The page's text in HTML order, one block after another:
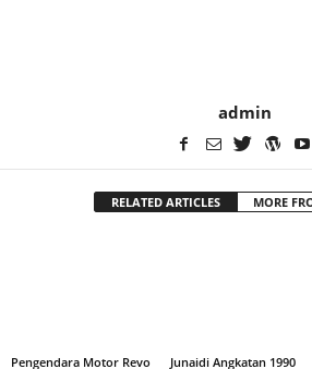
admin
RELATED ARTICLES MORE
Pengendara Motor Revo
Junaidi Angkatan 1990